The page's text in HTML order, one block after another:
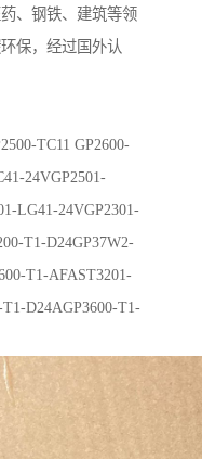
、钢铁、建筑等领
保，经过国外认
TC11 GP2600-
24VGP2501-
LG41-24VGP2301-
T1-D24GP37W2-
T1-AFAST3201-
D24AGP3600-T1-